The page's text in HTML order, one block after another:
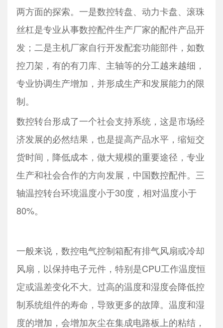
两方面的探索。一是数控转盘、动力卡盘、滚珠
丝杠是专业从事数控配件生产厂家的配件产品开
发；二是主机厂家自行开发配套功能部件，如数
控刀架，有的有刀库、主轴等的分工越来越细，
专业协调生产增加，并形成生产和发展能力的限
制。
数控转台形成了一个社会支持系统，这是市场经
济发展的必然结果，也是提高产品水平，缩短交
货时间，降低成本，做大规模的重要途径，专业
生产和社会合作的方向发展，中国数控配件。三
轴温控转台环境温度小于30度，相对温度小于
80%。
一般来说，数控电气控制箱配有排气风扇或冷却
风扇，以保持电子元件，特别是CPU工作温度恒
定或温差变化不大。过高的温度和湿度会降低控
制系统组件的寿命，导致更多的故障。温度和湿
度的增加，会增加灰尘在集成电路板上的粘结，